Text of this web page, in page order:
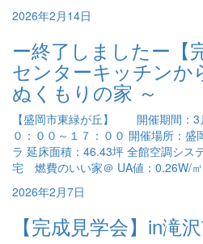
2026年2月14日
ー終了しましたー【
センターキッチンか
ぬくもりの家 ～
【盛岡市東緑が丘】 開催期間：3
０：００～１７：００ 開催場所：
ラ 延床面積：46.43坪 全館空調シス
宅 燃費のいい家＠ UA値：
2026年2月7日
【完成見学会】in滝